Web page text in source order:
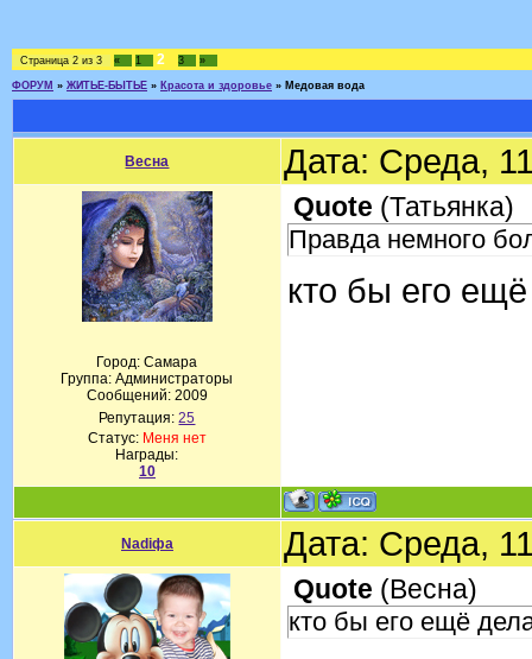
Страница 2 из 3 « 1 2 3 »
ФОРУМ » ЖИТЬЕ-БЫТЬЕ » Красота и здоровье » Медовая вода
Весна Дата: Среда,
Город: Самара
Группа: Администраторы
Сообщений: 2009
Репутация:25
Статус: Меня нет
Награды:
10
Quote (Татьянка)
Правда немного
кто бы его
Nadiфа Дата: Среда,
Quote (Весна)
кто бы его ещё